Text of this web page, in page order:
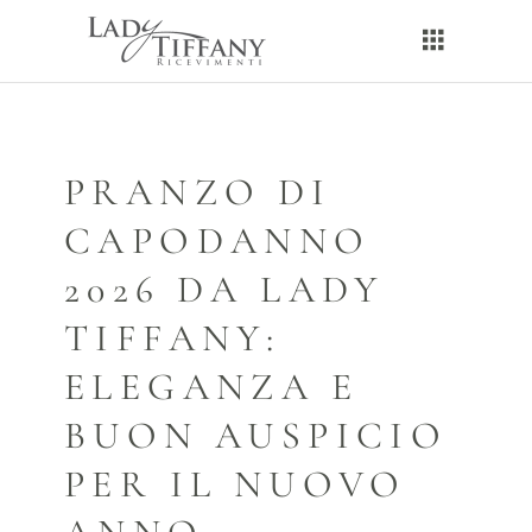
PRANZO DI
CAPODANNO
2026 DA LADY
TIFFANY:
ELEGANZA E
BUON AUSPICIO
PER IL NUOVO